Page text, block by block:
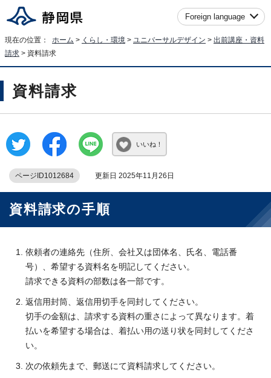
Foreign language
現在の位置： ホーム > くらし・環境 > ユニバーサルデザイン > 出前講座・資料
請求 > 資料請求
資料請求
いいね！
ページID1012684 更新日 2025年11月26日
資料請求の手順
依頼者の連絡先（住所、会社又は団体名、氏名、電話番
号）、希望する資料名を明記してください。
請求できる資料の部数は各一部です。
返信用封筒、返信用切手を同封してください。
切手の金額は、請求する資料の重さによって異なります。着
払いを希望する場合は、着払い用の送り状を同封してくださ
い。
次の依頼先まで、郵送にて資料請求してください。